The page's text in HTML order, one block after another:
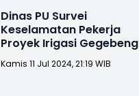
Dinas PU Survei
Keselamatan Pekerja
Proyek Irigasi Gegebeng
Waluran Sukabumi
Kamis 11 Jul 2024, 21:19 WIB